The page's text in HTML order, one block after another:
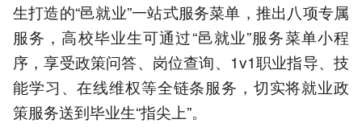
生打造的“邑就业”一站式服务菜单，推出八项专属
服务，高校毕业生可通过“邑就业”服务菜单小程
序，享受政策问答、岗位查询、1v1职业指导、技
能学习、在线维权等全链条服务，切实将就业政
策服务送到毕业生“指尖上”。